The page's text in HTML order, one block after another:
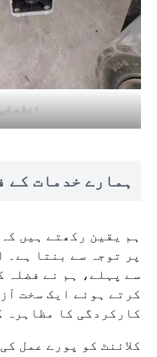
انڈے
ہمارے خدمات کے
ہم یقین رکھتے ہیں
پر توجہ سے بنتا ہے۔
سے پہلے، ہم نے فضلہ
کرتے ہوئے ایک سخت
کارکردگی کا مظاہرہ
کلائنٹ کو پورے عمل